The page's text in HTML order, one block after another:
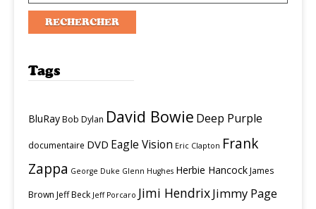
Tags
BluRayBob Dylan David Bowie Deep Purple
documentaire DVD Eagle Vision Eric Clapton Frank
Zappa George Duke Glenn Hughes Herbie HancockJames
Brown Jeff Beck Jeff Porcaro Jimi HendrixJimmy Page